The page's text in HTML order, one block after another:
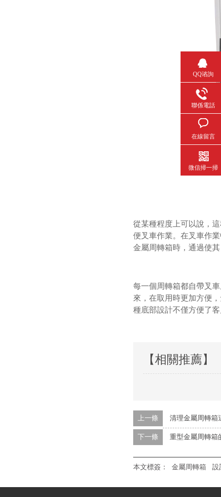
從某種程度上可以說
便叉車作業。在叉車
金屬周轉箱時，通過使
每一個周轉箱都自帶叉車
來，在取用時更加方便
種底部設計不僅方便了客戶
【相關推薦】
上一條 清理金屬周轉箱
下一條 重型金屬周轉箱
本文標簽： 金屬周轉箱 設
QQ谘詢
聯係電話
在線留言
微信掃一掃